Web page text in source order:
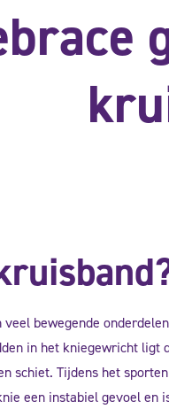
bewegende
in het kniegewricht
schiet. Tijdens het
een instabiel gevoel en